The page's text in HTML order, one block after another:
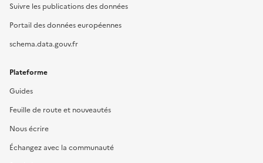
Suivre les publications des données
Portail des données européennes
schema.data.gouv.fr
Plateforme
Guides
Feuille de route et nouveautés
Nous écrire
Échangez avec la communauté